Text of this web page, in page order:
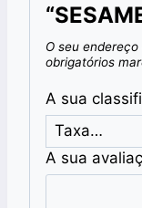
O seu
obrigatórios
A sua
A sua